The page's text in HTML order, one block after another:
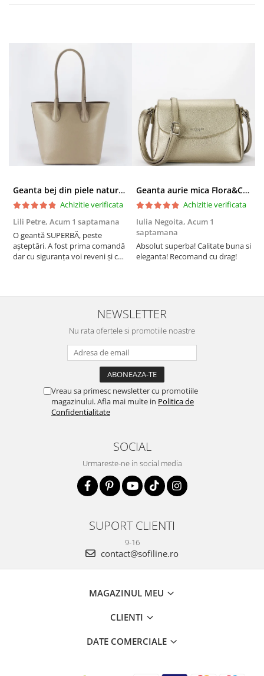
Geanta bej din piele naturala 8966 123
Achizitie verificata
Lili Petre, Acum 1 saptamana
O geantă SUPERBĂ, peste
așteptări. A fost prima comandă
dar cu siguranța voi reveni și cu
doua zi). RECOMAND SOFILINE!!!
Geanta aurie mica Flora&CO Paris H6930 16
Achizitie verificata
Iulia Negoita, Acum 1
saptamana
Absolut superba! Calitate buna si
eleganta! Recomand cu drag!
NEWSLETTER
Nu rata ofertele si promotiile noastre
Vreau sa primesc newsletter cu promotiile
magazinului. Afla mai multe in Politica de
Confidentialitate
SOCIAL
Urmareste-ne in social media
SUPORT CLIENTI
9-16
contact@sofiline.ro
MAGAZINUL MEU
CLIENTI
DATE COMERCIALE